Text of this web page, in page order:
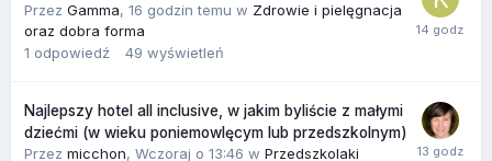
Przez Gamma, 16 godzin temu w Zdrowie i pielęgnacja
oraz dobra forma
1 odpowiedź 49 wyświetleń
Najlepszy hotel all inclusive, w jakim byliście z małymi
dziećmi (w wieku poniemowlęcym lub przedszkolnym)
Przez micchon, Wczoraj o 13:46 w Przedszkolaki